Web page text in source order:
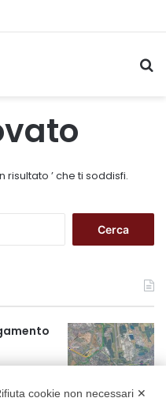
’ che ti soddisfi.
c
a
p
e
storia, ilcookie non necessari ✕